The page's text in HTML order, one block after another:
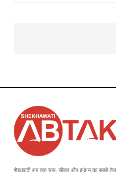
शेखावाटी अब तक चूरू, सीकर और झुंझुनू का सबसे तेज